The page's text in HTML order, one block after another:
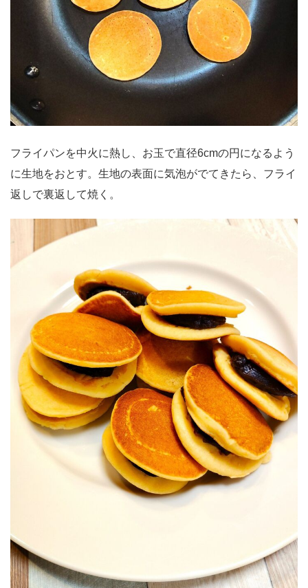
フライパンを中火に熱し、お玉で直径6cmの円になるよう
に生地をおとす。生地の表面に気泡がでてきたら、フライ
返しで裏返して焼く。